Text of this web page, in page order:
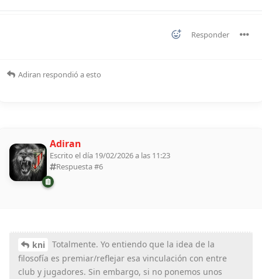
Responder
Adiran respondió a esto
Adiran
Escrito el día 19/02/2026 a las 11:23
Respuesta #6
kni
Totalmente. Yo entiendo que la idea de la
filosofía es premiar/reflejar esa vinculación con entre
club y jugadores. Sin embargo, si no ponemos unos